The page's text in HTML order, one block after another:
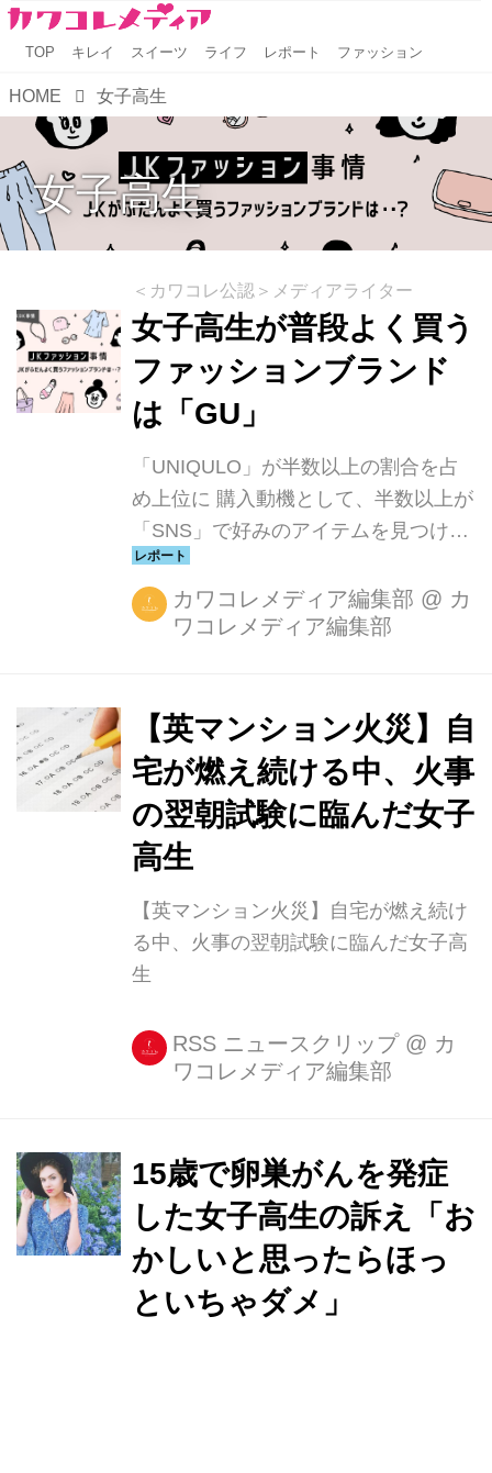
TOP キレイ スイーツ ライフ レポート ファッション
HOME 女子高生
女子高生
＜カワコレ公認＞メディアライター
女子高生が普段よく買う
ファッションブランド
は「GU」
「UNIQULO」が半数以上の割合を占
め上位に 購入動機として、半数以上が
「SNS」で好みのアイテムを見つけた
ときと回答
カワコレメディア編集部 @ カ
ワコレメディア編集部
【英マンション火災】自
宅が燃え続ける中、火事
の翌朝試験に臨んだ女子
高生
【英マンション火災】自宅が燃え続け
る中、火事の翌朝試験に臨んだ女子高
生
RSS ニュースクリップ @ カ
ワコレメディア編集部
15歳で卵巣がんを発症
した女子高生の訴え「お
かしいと思ったらほっ
といちゃダメ」